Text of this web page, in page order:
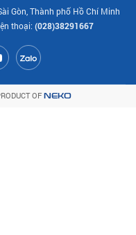
Gòn, Thành phố Hồ Chí Minh
thoại: (028)38291667
OF NEKO